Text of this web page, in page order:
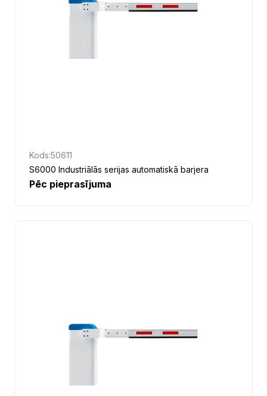
Kods:50611
S6000 Industriālās serijas automatiskā barjera
Pēc pieprasījuma